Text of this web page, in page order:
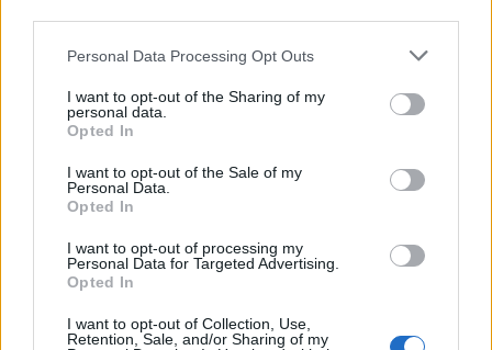
Personal Data Processing Opt Outs
I want to opt-out of the Sharing of my
personal data.
Opted In
I want to opt-out of the Sale of my
Personal Data.
Opted In
I want to opt-out of processing my
Personal Data for Targeted Advertising.
Opted In
I want to opt-out of Collection, Use,
Retention, Sale, and/or Sharing of my
Αδειοδωρόσημο Αυγούστου 2026: Πότε καταβάλλεται
22:24
ηλικιωμένη
ΠΕΡΙΣΣΟΤΕΡΑ